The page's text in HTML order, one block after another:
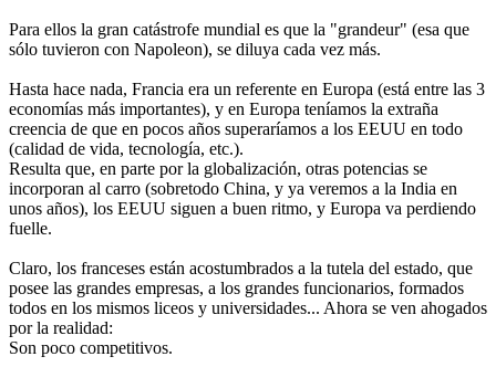
Para ellos la gran catástrofe mundial es que la "grandeur" (esa que
sólo tuvieron con Napoleon), se diluya cada vez más.
Hasta hace nada, Francia era un referente en Europa (está entre las 3
economías más importantes), y en Europa teníamos la extraña
creencia de que en pocos años superaríamos a los EEUU en todo
(calidad de vida, tecnología, etc.).
Resulta que, en parte por la globalización, otras potencias se
incorporan al carro (sobretodo China, y ya veremos a la India en
unos años), los EEUU siguen a buen ritmo, y Europa va perdiendo
fuelle.
Claro, los franceses están acostumbrados a la tutela del estado, que
posee las grandes empresas, a los grandes funcionarios, formados
todos en los mismos liceos y universidades... Ahora se ven ahogados
por la realidad:
Son poco competitivos.